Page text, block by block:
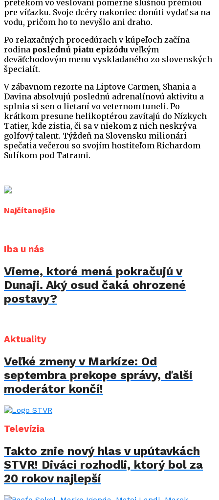
pretekom vo veslovaní pomerne slušnou prémiou
pre víťazku. Svoje dcéry nakoniec donúti vydať sa na
vodu, pričom ho to nevyšlo ani draho.
Po relaxačných procedúrach v kúpeľoch začína
rodina poslednú piatu epizódu veľkým
deväťchodovým menu vyskladaného zo slovenských
špecialít.
V zábavnom rezorte na Liptove Carmen, Shania a
Davina absolvujú poslednú adrenalínovú aktivitu a
splnia si sen o lietaní vo veternom tuneli. Po
krátkom presune helikoptérou zavítajú do Nízkych
Tatier, kde zistia, či sa v niekom z nich neskrýva
golfový talent. Týždeň na Slovensku milionári
spečatia večerou so svojím hostiteľom Richardom
Sulíkom pod Tatrami.
Najčítanejšie
Iba u nás
Vieme, ktoré mená pokračujú v
Dunaji. Aký osud čaká ohrozené
postavy?
Aktuality
Veľké zmeny v Markíze: Od
septembra prekope správy, ďalší
moderátor končí!
Televízia
Takto znie nový hlas v upútavkách
STVR! Diváci rozhodli, ktorý bol za
20 rokov najlepší